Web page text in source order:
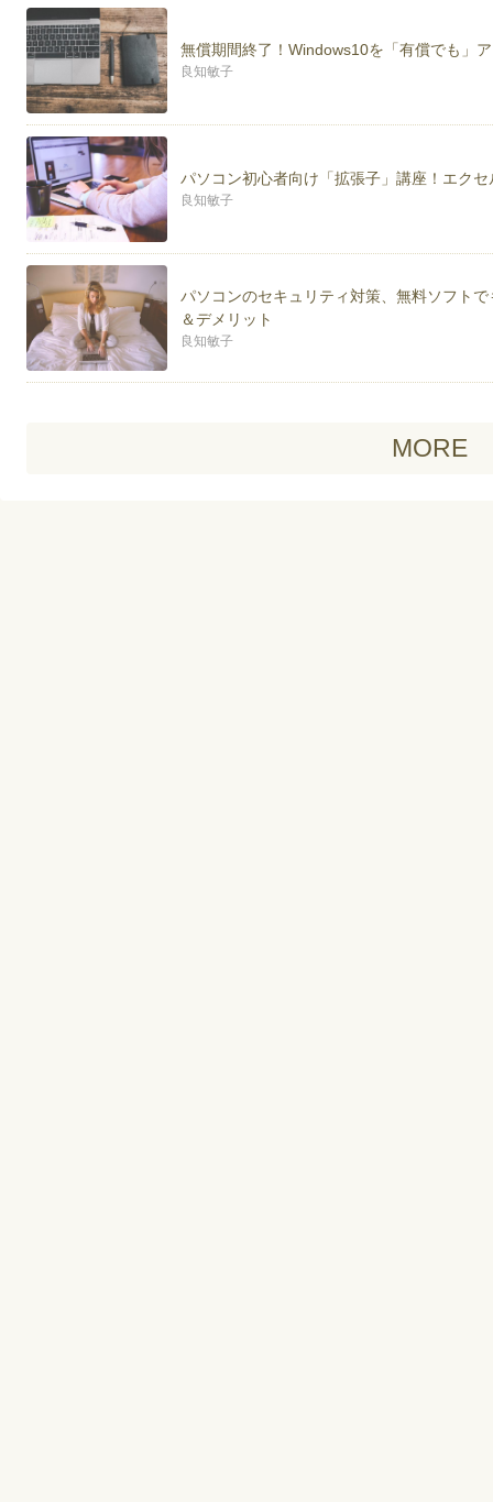
無償期間終了！Windows10を「有償でも」
良知敏子
パソコン初心者向け「拡張子」講座！エク
良知敏子
パソコンのセキュリティ対策、無料ソフト
＆デメリット
良知敏子
MORE